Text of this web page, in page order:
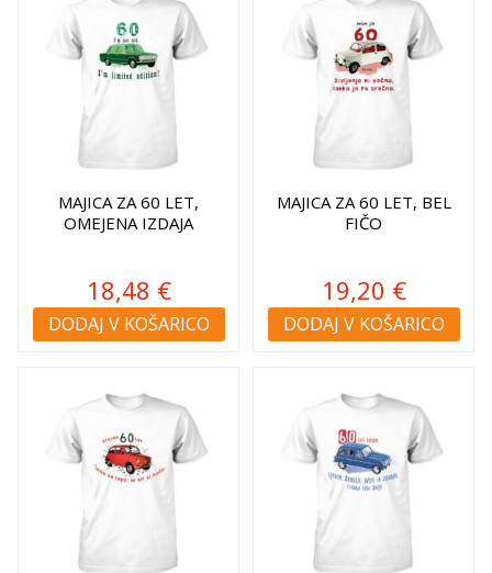
MAJICA ZA 60 LET,
OMEJENA IZDAJA
18,48 €
DODAJ V KOŠARICO
MAJICA ZA 60 LET, BEL
FIČO
19,20 €
DODAJ V KOŠARICO